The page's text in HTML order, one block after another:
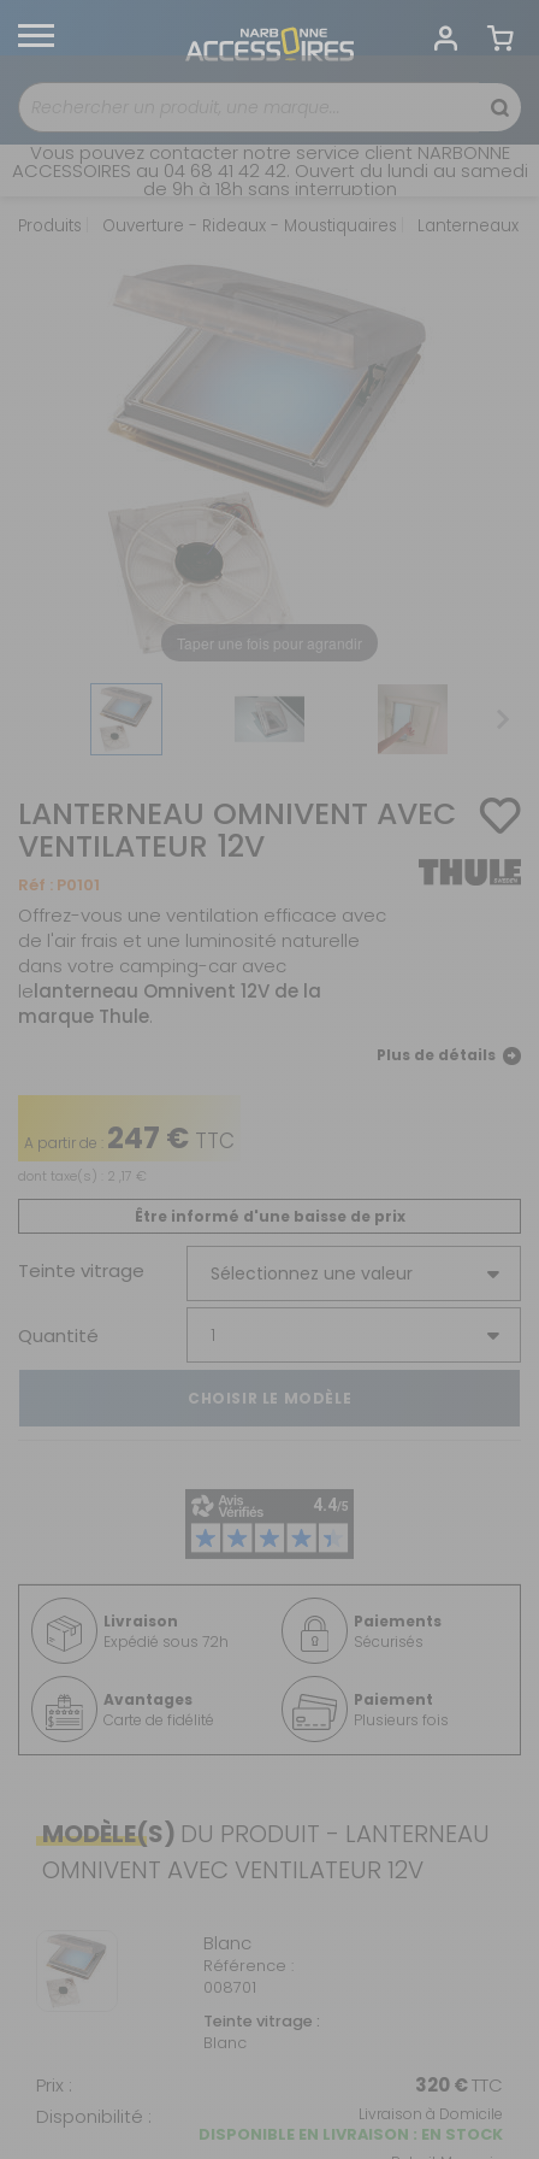
Vous pouvez contacter notre service client NARBONNE
ACCESSOIRES au 04 68 41 42 42. Ouvert du lundi au samedi
de 9h à 18h sans interruption
Produits Ouverture - Rideaux - Moustiquaires Lanterneaux
Taper une fois pour agrandir
LANTERNEAU OMNIVENT AVEC
VENTILATEUR 12V
Réf : P0101
Offrez-vous une ventilation efficace avec
de l'air frais et une luminosité naturelle
dans votre camping-car avec
lelanterneau Omnivent 12V de la
marque Thule.
Plus de détails
A partir de : 247 € TTC
dont taxe(s) : 2 ,17 €
Être informé d'une baisse de prix
Teinte vitrage
Quantité
CHOISIR LE MODÈLE
Livraison
Expédié sous 72h
Paiements
Sécurisés
Avantages
Carte de fidélité
Paiement
Plusieurs fois
MODÈLE(S) DU PRODUIT - LANTERNEAU
OMNIVENT AVEC VENTILATEUR 12V
Blanc
Référence :
008701
Teinte vitrage :
Blanc
Prix : 320 €TTC
Disponibilité :
Livraison à Domicile
DISPONIBLE EN LIVRAISON : EN STOCK